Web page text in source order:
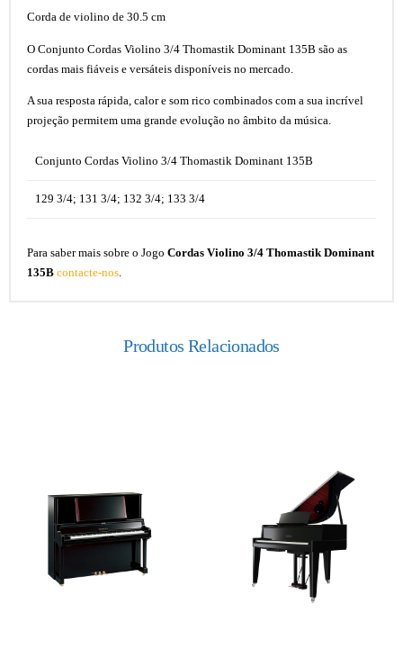
Corda de violino de 30.5 cm
O Conjunto Cordas Violino 3/4 Thomastik Dominant 135B são as
cordas mais fiáveis e versáteis disponíveis no mercado.
A sua resposta rápida, calor e som rico combinados com a sua incrível
projeção permitem uma grande evolução no âmbito da música.
Conjunto Cordas Violino 3/4 Thomastik Dominant 135B
129 3/4; 131 3/4; 132 3/4; 133 3/4
Para saber mais sobre o Jogo Cordas Violino 3/4 Thomastik Dominant
135B contacte-nos.
Produtos Relacionados